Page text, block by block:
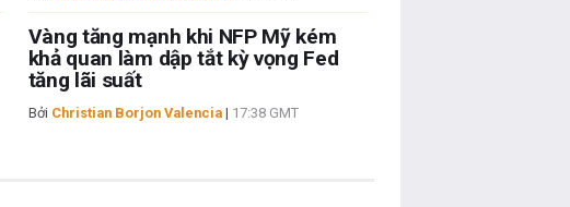
Vàng tăng mạnh khi NFP Mỹ kém
khả quan làm dập tắt kỳ vọng Fed
tăng lãi suất
Bởi Christian Borjon Valencia| 17:38 GMT